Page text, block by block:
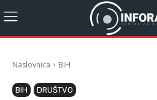
Naslovnica BiH
BIH DRUŠTVO